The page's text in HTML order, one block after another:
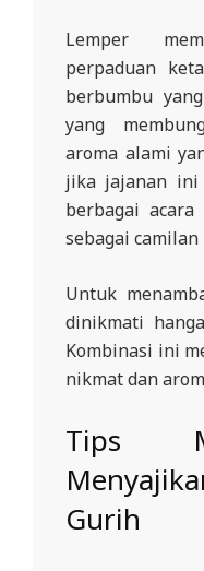
Lemper
perpaduan
berbumbu
yang
aroma alami
jika jajanan ini
berbagai
sebagai camilan
Untuk
dinikmati
Kombinasi ini
nikmat dan
Tips
Gurih